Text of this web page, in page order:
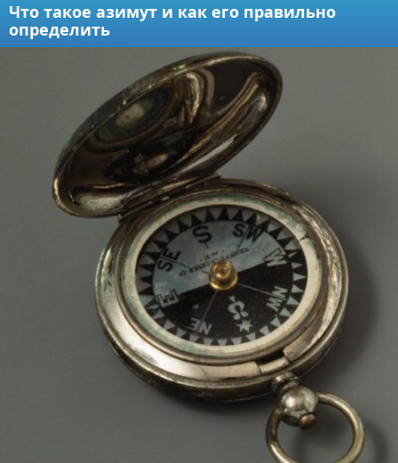
Что такое азимут и как его правильно
определить